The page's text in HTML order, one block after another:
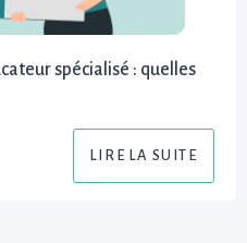
spécialisé : quelles
LIRE LA SUITE